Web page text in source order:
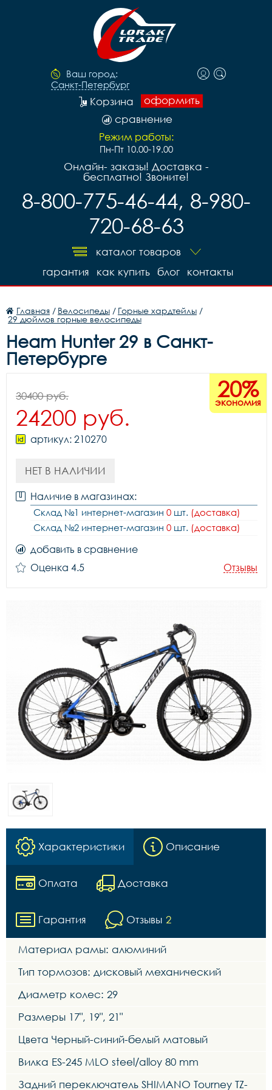
Ваш город:
Санкт-Петербург
оформить
Корзина
сравнение
Режим работы:
Пн-Пт 10.00-19.00
Онлайн- заказы! Доставка -
бесплатно! Звоните!
8-800-775-46-44, 8-980-
720-68-63
каталог товаров
контакты
блог
как купить
гарантия
Главная / Велосипеды / Горные хардтейлы /
29 дюймов горные велосипеды
Heam Hunter 29 в Санкт-
Петербурге
20%
экономия
30400 руб.
24200 руб.
артикул: 210270
НЕТ В НАЛИЧИИ
Наличие в магазинах:
Склад №1 интернет-магазин 0 шт. (доставка)
Склад №2 интернет-магазин 0 шт. (доставка)
добавить в сравнение
Оценка 4.5
Отзывы
Характеристики Описание
Оплата Доставка
Гарантия Отзывы 2
Материал рамы: алюминий
Тип тормозов: дисковый механический
Диаметр колес: 29
Размеры 17", 19", 21"
Цвета Черный-синий-белый матовый
Вилка ES-245 MLO steel/alloy 80 mm
Задний переключатель SHIMANO Tourney TZ-